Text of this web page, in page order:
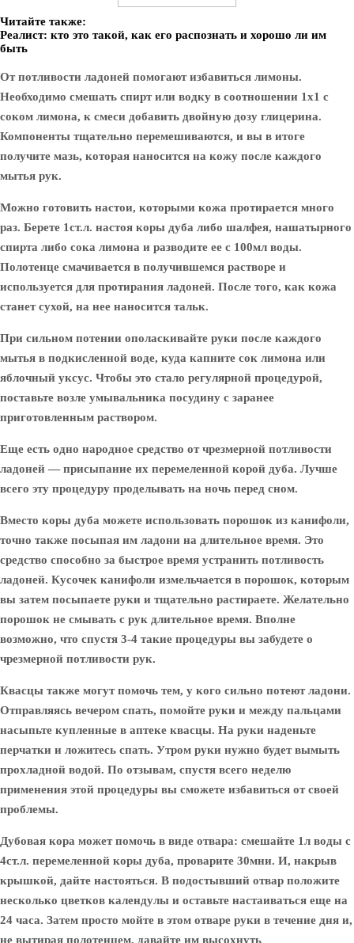
Читайте также:
Реалист: кто это такой, как его распознать и хорошо ли им
быть
От потливости ладоней помогают избавиться лимоны.
Необходимо смешать спирт или водку в соотношении 1х1 с
соком лимона, к смеси добавить двойную дозу глицерина.
Компоненты тщательно перемешиваются, и вы в итоге
получите мазь, которая наносится на кожу после каждого
мытья рук.
Можно готовить настои, которыми кожа протирается много
раз. Берете 1ст.л. настоя коры дуба либо шалфея, нашатырного
спирта либо сока лимона и разводите ее с 100мл воды.
Полотенце смачивается в получившемся растворе и
используется для протирания ладоней. После того, как кожа
станет сухой, на нее наносится тальк.
При сильном потении ополаскивайте руки после каждого
мытья в подкисленной воде, куда капните сок лимона или
яблочный уксус. Чтобы это стало регулярной процедурой,
поставьте возле умывальника посудину с заранее
приготовленным раствором.
Еще есть одно народное средство от чрезмерной потливости
ладоней — присыпание их перемеленной корой дуба. Лучше
всего эту процедуру проделывать на ночь перед сном.
Вместо коры дуба можете использовать порошок из канифоли,
точно также посыпая им ладони на длительное время. Это
средство способно за быстрое время устранить потливость
ладоней. Кусочек канифоли измельчается в порошок, которым
вы затем посыпаете руки и тщательно растираете. Желательно
порошок не смывать с рук длительное время. Вполне
возможно, что спустя 3-4 такие процедуры вы забудете о
чрезмерной потливости рук.
Квасцы также могут помочь тем, у кого сильно потеют ладони.
Отправляясь вечером спать, помойте руки и между пальцами
насыпьте купленные в аптеке квасцы. На руки наденьте
перчатки и ложитесь спать. Утром руки нужно будет вымыть
прохладной водой. По отзывам, спустя всего неделю
применения этой процедуры вы сможете избавиться от своей
проблемы.
Дубовая кора может помочь в виде отвара: смешайте 1л воды с
4ст.л. перемеленной коры дуба, проварите 30мни. И, накрыв
крышкой, дайте настояться. В подостывший отвар положите
несколько цветков календулы и оставьте настаиваться еще на
24 часа. Затем просто мойте в этом отваре руки в течение дня и,
не вытирая полотенцем, давайте им высохнуть